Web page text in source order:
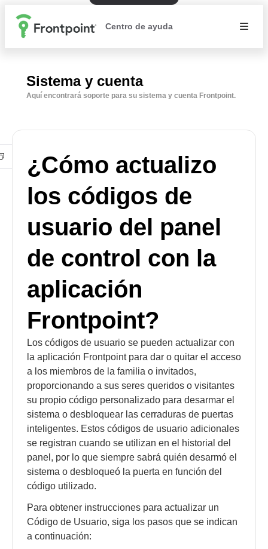
Centro de ayuda
Sistema y cuenta
Aquí encontrará soporte para su sistema y cuenta Frontpoint.
¿Cómo actualizo
los códigos de
usuario del panel
de control con la
aplicación
Frontpoint?
Los códigos de usuario se pueden actualizar con
la aplicación Frontpoint para dar o quitar el acceso
a los miembros de la familia o invitados,
proporcionando a sus seres queridos o visitantes
su propio código personalizado para desarmar el
sistema o desbloquear las cerraduras de puertas
inteligentes. Estos códigos de usuario adicionales
se registran cuando se utilizan en el historial del
panel, por lo que siempre sabrá quién desarmó el
sistema o desbloqueó la puerta en función del
código utilizado.
Para obtener instrucciones para actualizar un
Código de Usuario, siga los pasos que se indican
a continuación: